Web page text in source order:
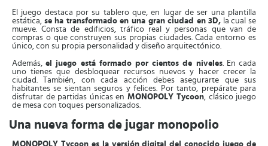
El juego destaca por su tablero que, en lugar de ser una plantilla
estática, se ha transformado en una gran ciudad en 3D, la cual se
mueve. Consta de edificios, tráfico real y personas que van de
compras o que construyen sus propias ciudades. Cada entorno es
único, con su propia personalidad y diseño arquitectónico.
Además,el juego está formado por cientos de niveles. En cada
uno tienes que desbloquear recursos nuevos y hacer crecer la
ciudad. También, con cada acción debes asegurarte que sus
habitantes se sientan seguros y felices. Por tanto, prepárate para
disfrutar de partidas únicas en MONOPOLY Tycoon, clásico juego
de mesa con toques personalizados.
Una nueva forma de jugar monopolio
MONOPOLY Tycoon es la versión digital del conocido juego de